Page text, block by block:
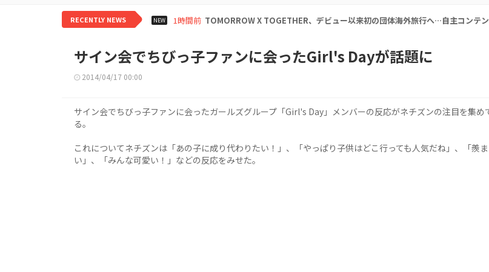
RECENTLY NEWS NEW 20時間前 aespaカリナ、ただ細いだけじゃない…「ゴム人間体重」？極限の減量法とは
サイン会でちびっ子ファンに会ったGirl's Dayが話題に
2014/04/17 00:00
サイン会でちびっ子ファンに会ったガールズグループ「Girl's Day」メンバーの反応がネチズンの注目を集め
る。
これについてネチズンは「あの子に成り代わりたい！」、「やっぱり子供はどこ行っても人気だね」、「羨
い」、「みんな可愛い！」などの反応をみせた。